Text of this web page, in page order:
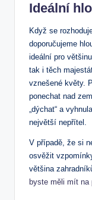
Ideální
Když se
doporučujeme
ideální pro
tak i těch
vznešené květy.
ponechat nad
„dýchat“ a
největší nepřítel.
V případě, že si
osvěžit
většina
byste měli mít na